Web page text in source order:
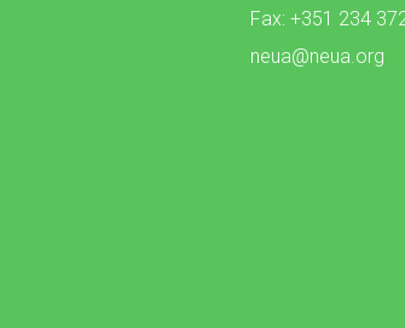
Fax: +351 234
neua@neua.org